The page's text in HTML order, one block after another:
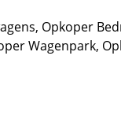
, Opkoper
Wagenpark,